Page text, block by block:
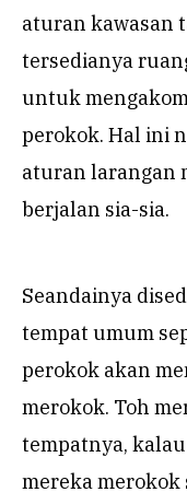
aturan kawasan
tersedianya
untuk
perokok. Hal ini
aturan larangan
berjalan sia-sia.
Seandainya
tempat umum
perokok akan
merokok. Toh
tempatnya,
mereka merokok